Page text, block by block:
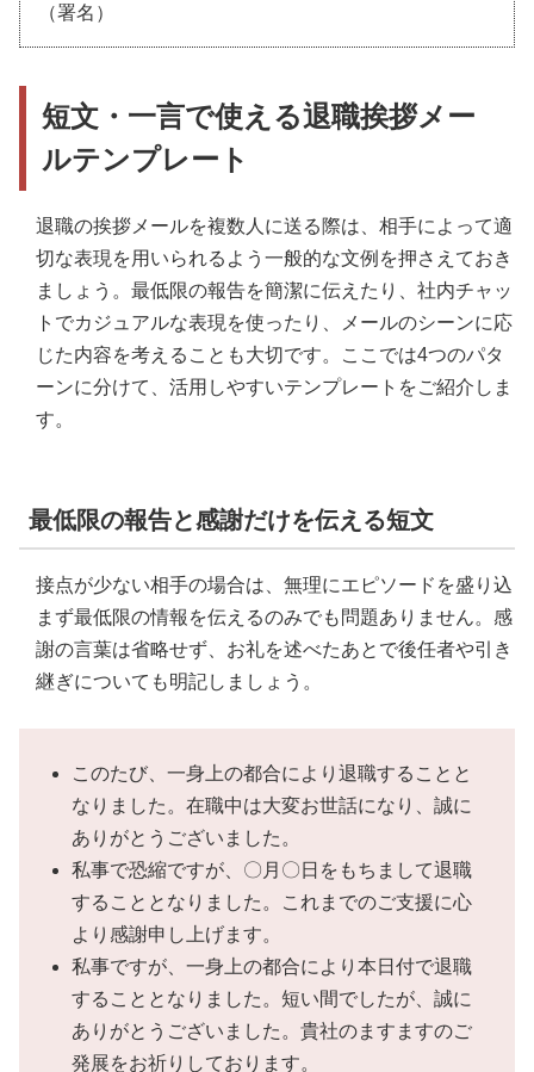
（署名）
短文・一言で使える退職挨拶メー
ルテンプレート
退職の挨拶メールを複数人に送る際は、相手によって適
切な表現を用いられるよう一般的な文例を押さえておき
ましょう。最低限の報告を簡潔に伝えたり、社内チャッ
トでカジュアルな表現を使ったり、メールのシーンに応
じた内容を考えることも大切です。ここでは4つのパタ
ーンに分けて、活用しやすいテンプレートをご紹介しま
す。
最低限の報告と感謝だけを伝える短文
接点が少ない相手の場合は、無理にエピソードを盛り込
まず最低限の情報を伝えるのみでも問題ありません。感
謝の言葉は省略せず、お礼を述べたあとで後任者や引き
継ぎについても明記しましょう。
このたび、一身上の都合により退職することと
なりました。在職中は大変お世話になり、誠に
ありがとうございました。
私事で恐縮ですが、〇月〇日をもちまして退職
することとなりました。これまでのご支援に心
より感謝申し上げます。
私事ですが、一身上の都合により本日付で退職
することとなりました。短い間でしたが、誠に
ありがとうございました。貴社のますますのご
発展をお祈りしております。